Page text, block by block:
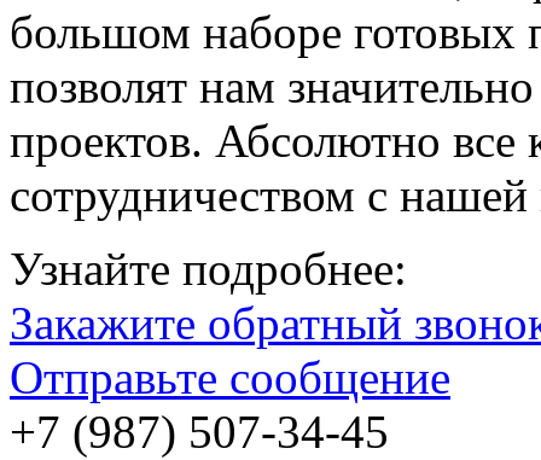
большом наборе готовых
позволят нам
проектов. Абсолютно все
сотрудничеством с
Узнайте подробнее:
Закажите обратный
Отправьте сообщение
+7 (987) 507-34-45